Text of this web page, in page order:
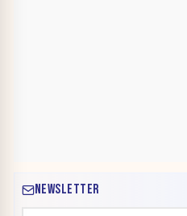
NEWSLETTER